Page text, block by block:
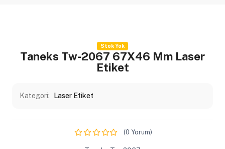
Stok Yok
Taneks Tw-2067 67X46 Mm Laser
Etiket
Kategori: Laser Etiket
(0 Yorum)